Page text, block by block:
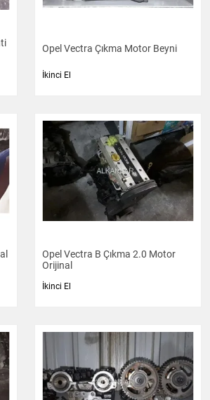
Opel Vectra Çıkma Motor Beyni
İkinci El
Opel Vectra B Çıkma 2.0 Motor
Orijinal
İkinci El